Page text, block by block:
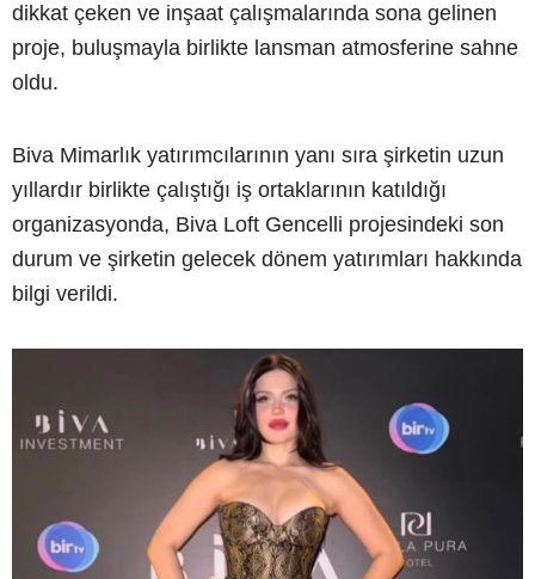
dikkat çeken ve inşaat çalışmalarında sona gelinen
proje, buluşmayla birlikte lansman atmosferine sahne
oldu.
Biva Mimarlık yatırımcılarının yanı sıra şirketin uzun
yıllardır birlikte çalıştığı iş ortaklarının katıldığı
organizasyonda, Biva Loft Gencelli projesindeki son
durum ve şirketin gelecek dönem yatırımları hakkında
bilgi verildi.